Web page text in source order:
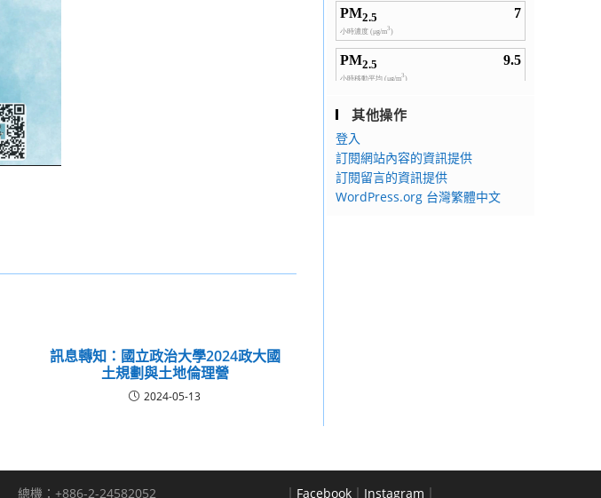
訊息轉知：國立政治大學2024政大國
土規劃與土地倫理營
2024-05-13
其他操作
登入
訂閱網站內容的資訊提供
訂閱留言的資訊提供
WordPress.org 台灣繁體中文
總機：+886-2-24582052 ｜ Facebook ｜ Instagram ｜